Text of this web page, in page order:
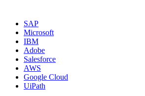
SAP
Microsoft
IBM
Adobe
Salesforce
AWS
Google Cloud
UiPath